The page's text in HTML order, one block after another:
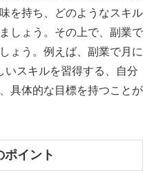
を持ち、どのようなスキル
しょう。その上で、副業で
ょう。例えば、副業で月に
いスキルを習得する、自分
具体的な目標を持つことが
ポイント